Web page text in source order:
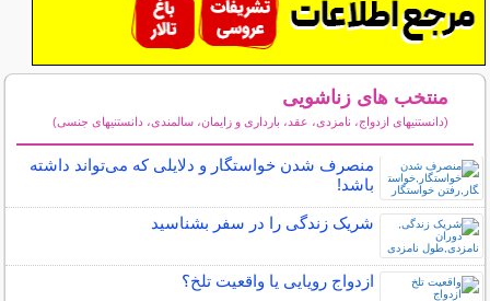
منتخب های زناشویی
(دانستنیهای ازدواج، نامزدی، عقد، بارداری و زایمان، سالمندی، دانستنیهای جنسی)
منصرف شدن خواستگار و دلایلی که می‌تواند داشته
باشد!
شریک زندگی را در سفر بشناسید
ازدواج رویایی یا واقعیت تلخ؟